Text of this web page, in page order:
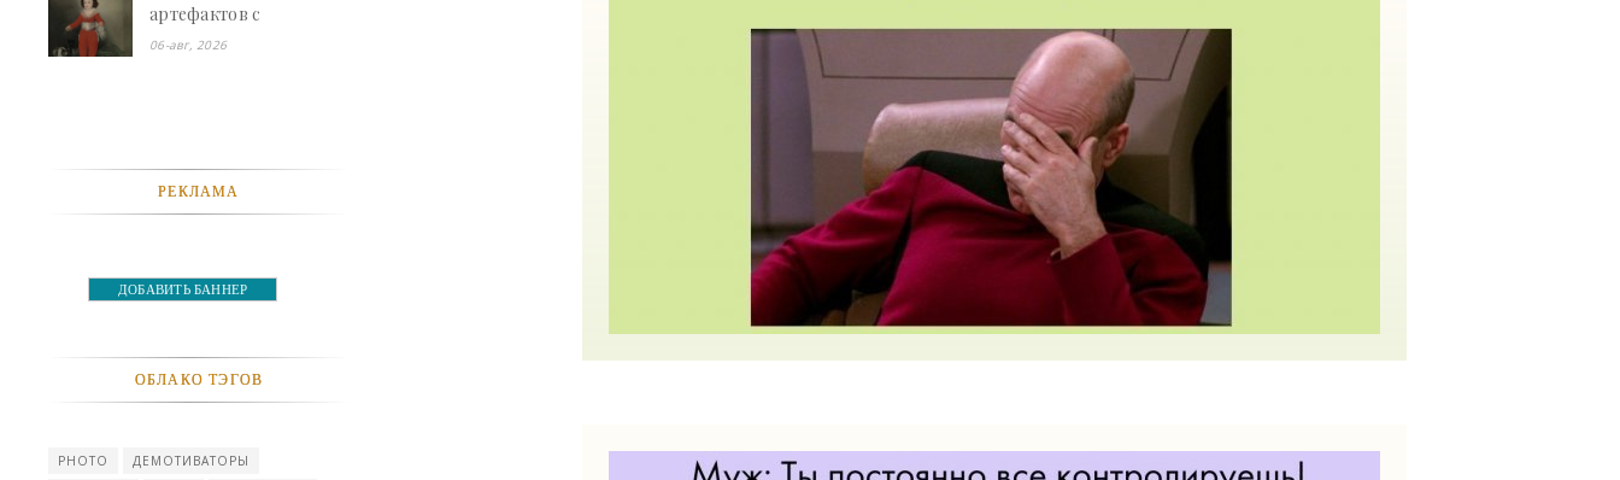
артефактов с
кошками, которые
06-авг, 2026
РЕКЛАМА
ДОБАВИТЬ БАННЕР
ОБЛАКО ТЭГОВ
PHOTO
ДЕМОТИВАТОРЫ